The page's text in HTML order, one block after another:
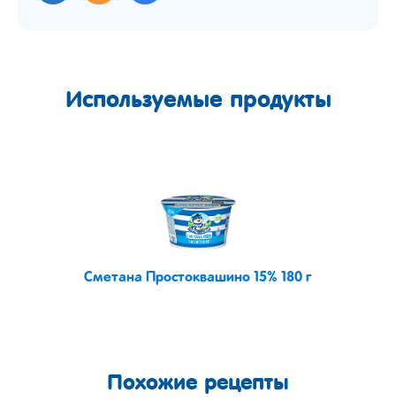
Используемые продукты
Сметана Простоквашино 15% 180 г
Похожие рецепты